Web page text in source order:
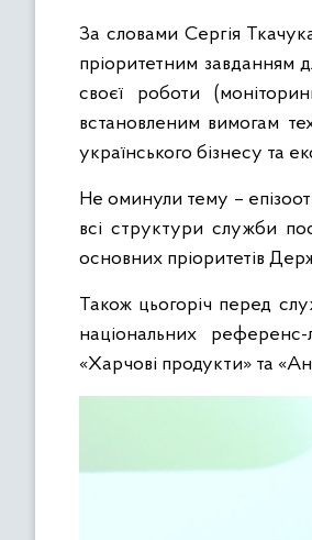
За словами Сергія
пріоритетним завданням
своєї роботи
встановленим вимогам
українського бізнесу та
Не оминули тему –
всі структури служби
основних пріоритетів
Також цьогоріч перед
національних
«Харчові продукти» та